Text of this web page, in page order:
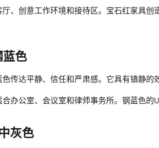
厅、创意工作环境和接待区。宝石红家具
蓝色
色传达平静、信任和严肃感。它具有镇静的
办公室、会议室和律师事务所。钢蓝色的
灰色